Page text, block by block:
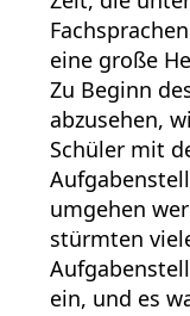
eine große
Zu Beginn
abzusehen,
Schüler mit
umgehen
stürmten
ein, und es